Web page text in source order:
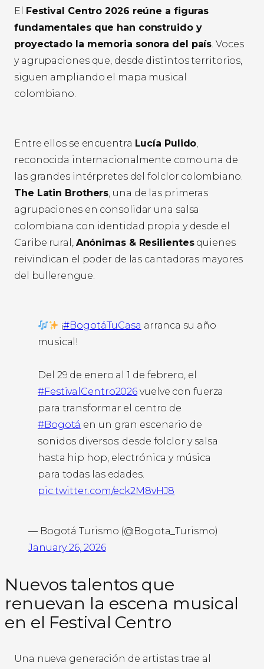
El
Festival Centro 2026 reúne a figuras
fundamentales que han construido y
proyectado la memoria sonora del país. Voces
y agrupaciones que, desde distintos territorios,
siguen ampliando el mapa musical
colombiano.
Entre ellos se encuentra Lucía Pulido,
reconocida internacionalmente como una de
las grandes intérpretes del folclor colombiano.
The Latin Brothers, una de las primeras
agrupaciones en consolidar una salsa
colombiana con identidad propia y desde el
Caribe rural, Anónimas & Resilientesquienes
reivindican el poder de las cantadoras mayores
del bullerengue.
¡#BogotáTuCasa arranca su año
musical!
Del 29 de enero al 1 de febrero, el
#FestivalCentro2026 vuelve con fuerza
para transformar el centro de
#Bogotá en un gran escenario de
sonidos diversos: desde folclor y salsa
hasta hip hop, electrónica y música
para todas las edades.
pic.twitter.com/eck2M8vHJ8
— Bogotá Turismo (@Bogota_Turismo)
January 26, 2026
Nuevos talentos que
renuevan la escena musical
en el Festival Centro
Una nueva generación de artistas trae al